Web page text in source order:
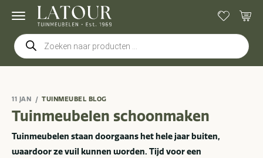
Producten
zoeken
11 JAN TUINMEUBEL BLOG
Tuinmeubelen schoonmaken
Tuinmeubelen staan doorgaans het hele jaar buiten,
waardoor ze vuil kunnen worden. Tijd voor een